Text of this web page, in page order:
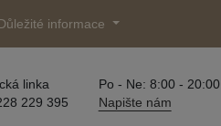
informace
linka
229 395
Po - Ne: 8:00 - 20:00
Napište nám